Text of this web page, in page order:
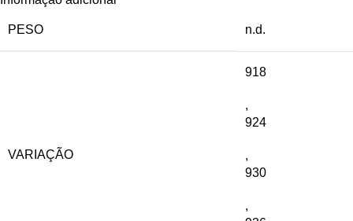
PESO n.d.
VARIAÇÃO
918
,
924
,
930
,